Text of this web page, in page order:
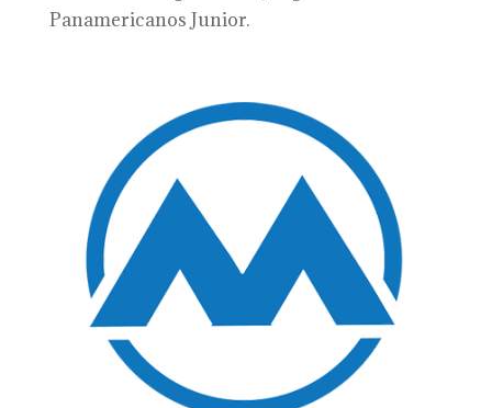
Panamericanos Junior.